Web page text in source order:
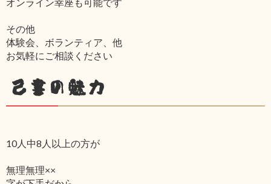
その他
体験会、ボランティア、他
お気軽にご相談ください
己書の魅力
10人中8人以上の方が
無理無理××